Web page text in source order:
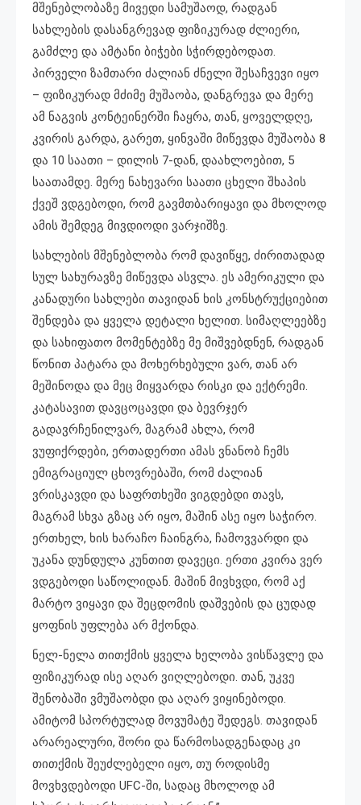
მშენებლობაზე მივედი სამუშაოდ, რადგან
სახლების დასანგრევად ფიზიკურად ძლიერი,
გამძლე და ამტანი ბიჭები სჭირდებოდათ.
პირველი ზამთარი ძალიან ძნელი შესაჩვევი იყო
– ფიზიკურად მძიმე მუშაობა, დანგრევა და მერე
ამ ნაგვის კონტეინერში ჩაყრა, თან, ყოველდღე,
კვირის გარდა, გარეთ, ყინვაში მიწევდა მუშაობა 8
და 10 საათი – დილის 7-დან, დაახლოებით, 5
საათამდე. მერე ნახევარი საათი ცხელი შხაპის
ქვეშ ვდგებოდი, რომ გავმთბარიყავი და მხოლოდ
ამის შემდეგ მივდიოდი ვარჯიშზე.
სახლების მშენებლობა რომ დავიწყე, ძირითადად
სულ სახურავზე მიწევდა ასვლა. ეს ამერიკული და
კანადური სახლები თავიდან ხის კონსტრუქციებით
შენდება და ყველა დეტალი ხელით. სიმაღლეებზე
და სახიფათო მომენტებზე მე მიშვებდნენ, რადგან
წონით პატარა და მოხერხებული ვარ, თან არ
მეშინოდა და მეც მიყვარდა რისკი და ექტრემი.
კატასავით დავცოცავდი და ბევრჯერ
გადავრჩენილვარ, მაგრამ ახლა, რომ
ვუფიქრდები, ერთადერთი ამას ვნანობ ჩემს
ემიგრაციულ ცხოვრებაში, რომ ძალიან
ვრისკავდი და საფრთხეში ვიგდებდი თავს,
მაგრამ სხვა გზაც არ იყო, მაშინ ასე იყო საჭირო.
ერთხელ, ხის ხარაჩო ჩაინგრა, ჩამოვვარდი და
უკანა დუნდულა კუნთით დავეცი. ერთი კვირა ვერ
ვდგებოდი საწოლიდან. მაშინ მივხვდი, რომ აქ
მარტო ვიყავი და შეცდომის დაშვების და ცუდად
ყოფნის უფლება არ მქონდა.
ნელ-ნელა თითქმის ყველა ხელობა ვისწავლე და
ფიზიკურად ისე აღარ ვიღლებოდი. თან, უკვე
შენობაში ვმუშაობდი და აღარ ვიყინებოდი.
ამიტომ სპორტულად მოვუმატე შედეგს. თავიდან
არარეალური, შორი და წარმოსადგენადაც კი
თითქმის შეუძლებელი იყო, თუ როდისმე
მოვხვდებოდი UFC-ში, სადაც მხოლოდ ამ